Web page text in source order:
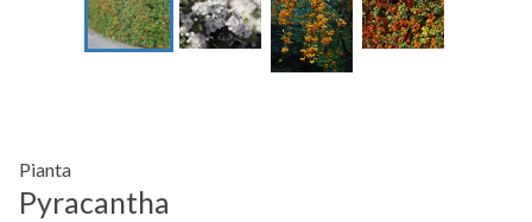
Pianta
Pyracantha